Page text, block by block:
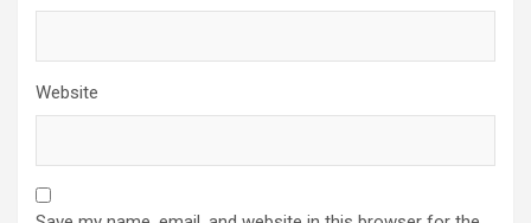
Website